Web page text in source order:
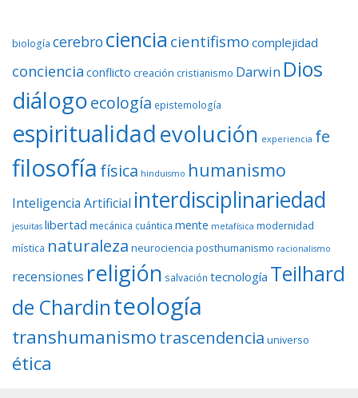
biología cerebro ciencia cientifismo complejidad
conciencia conflicto creación cristianismo Darwin Dios
diálogoecología epistemología
espiritualidadevolución experiencia fe
filosofía física hinduismo humanismo
Inteligencia Artificial interdisciplinariedad
jesuitas libertad mecánica cuántica mente metafísica modernidad
mística naturaleza neurociencia posthumanismo racionalismo
recensiones religión salvación tecnología Teilhard
de Chardinteología
transhumanismotrascendencia universo
ética